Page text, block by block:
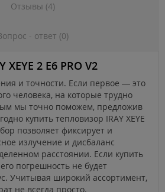
Отзывы (4)
- ответ (0)
2 E6 PRO V2
и точности. Если первое — это
человека, на которые трудно
мы точно поможем, предложив
купить тепловизор IRAY XEYE
позволяет фиксирует и
излучение и дисбаланс
расстоянии. Если купить
погрешность не будет
Учитывая широкий ассортимент,
не всегда просто.